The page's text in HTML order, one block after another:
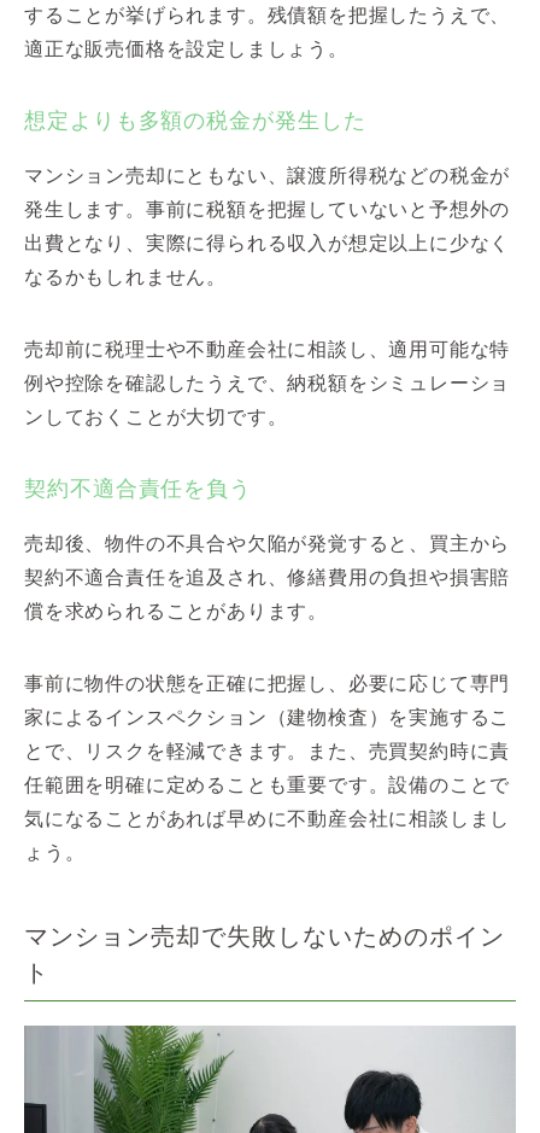
することが挙げられます。残債額を把握したうえで、
適正な販売価格を設定しましょう。
想定よりも多額の税金が発生した
マンション売却にともない、譲渡所得税などの税金が
発生します。事前に税額を把握していないと予想外の
出費となり、実際に得られる収入が想定以上に少なく
なるかもしれません。
売却前に税理士や不動産会社に相談し、適用可能な特
例や控除を確認したうえで、納税額をシミュレーショ
ンしておくことが大切です。
契約不適合責任を負う
売却後、物件の不具合や欠陥が発覚すると、買主から
契約不適合責任を追及され、修繕費用の負担や損害賠
償を求められることがあります。
事前に物件の状態を正確に把握し、必要に応じて専門
家によるインスペクション（建物検査）を実施するこ
とで、リスクを軽減できます。また、売買契約時に責
任範囲を明確に定めることも重要です。設備のことで
気になることがあれば早めに不動産会社に相談しまし
ょう。
マンション売却で失敗しないためのポイン
ト